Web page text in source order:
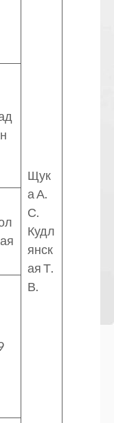
Щук
а А.
С.
Кудл
янск
ая Т.
В.